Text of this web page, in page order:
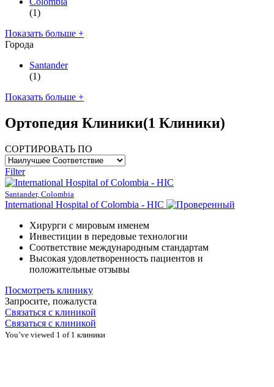
(1)
Показать больше +
Города
Santander
(1)
Показать больше +
Ортопедия Клиники(1 Клиники)
СОРТИРОВАТЬ ПО
Filter
Santander, Colombia
International Hospital of Colombia - HIC
Хирурги с мировым именем
Инвестиции в передовые технологии
Соответствие международным стандартам
Высокая удовлетворенность пациентов и
положительные отзывы
Посмотреть клинику
Запросите, пожалуста
Связаться с клиникой
Связаться с клиникой
You’ve viewed 1 of 1 клиники